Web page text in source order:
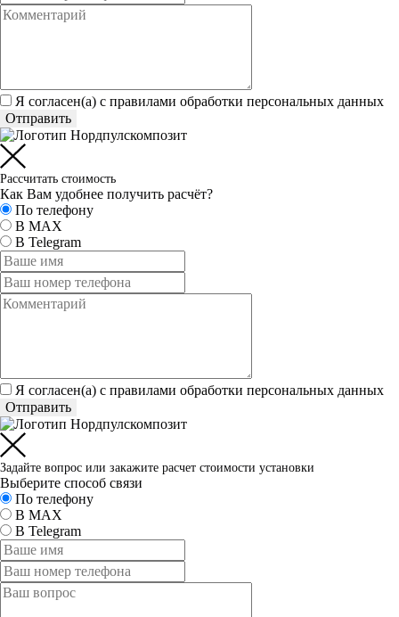
Я согласен(а) c правилами обработки персональных данных
Отправить
Рассчитать стоимость
Как Вам удобнее получить расчёт?
По телефону
В MAX
В Telegram
Я согласен(а) c правилами обработки персональных данных
Отправить
Задайте вопрос или закажите расчет стоимости установки
Выберите способ связи
По телефону
В MAX
В Telegram